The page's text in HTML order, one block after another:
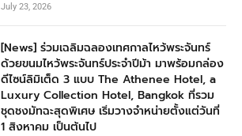
July 23, 2026
[News] ร่วมเฉลิมฉลองเทศกาลไหว้พระจันทร์
ด้วยขนมไหว้พระจันทร์ประจำปีม้า มาพร้อมกล่อง
ดีไซน์ลิมิเต็ด 3 แบบ The Athenee Hotel, a
Luxury Collection Hotel, Bangkok ที่รวม
ชุดชงมัทฉะสุดพิเศษ เริ่มวางจำหน่ายตั้งแต่วันที่
1 สิงหาคม เป็นต้นไป